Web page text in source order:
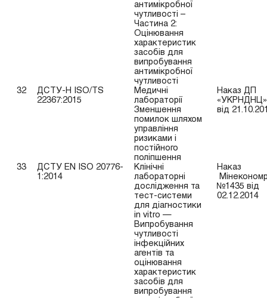
антимікробної
чутливості –
Частина 2:
Оцінювання
характеристик
засобів для
випробування
антимікробної
чутливості
32
ДСТУ-Н ISO/TS
22367:2015
Медичні
лабораторії
Зменшення
помилок шляхом
управління
ризиками і
постійного
поліпшення
Наказ ДП
від
33
ДСТУ EN ISO 20776-
1:2014
Клінічні
лабораторні
дослідження та
тест-системи
для діагностики
in vitro —
Випробування
чутливості
інфекційних
агентів та
оцінювання
характеристик
засобів для
випробування
Наказ
№1435 від
02.12.2014